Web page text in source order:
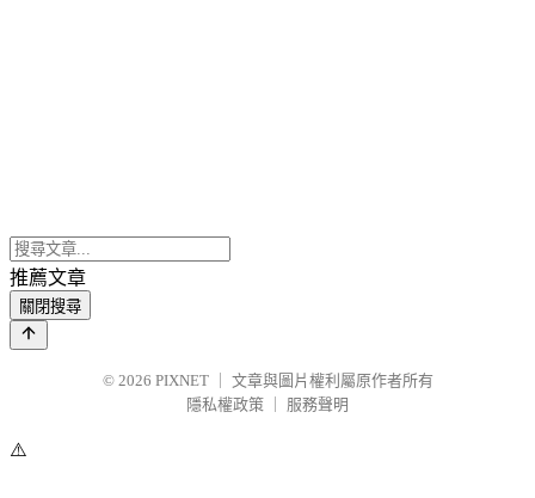
推薦文章
關閉搜尋
© 2026 PIXNET
文章與圖片權利屬原作者所有
隱私權政策
服務聲明
⚠️